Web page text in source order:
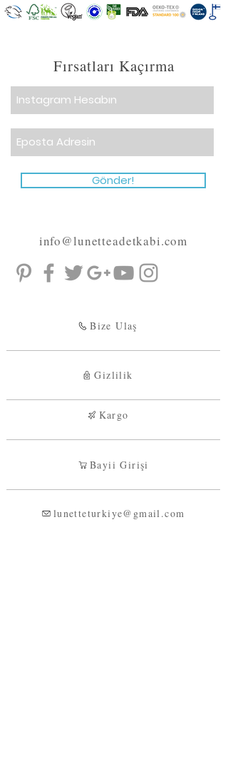
Fırsatları Kaçırma
Gönder!
info@lunetteadetkabi.com
Bize Ulaş
Gizlilik
Kargo
Bayii Girişi
lunetteturkiye@gmail.com